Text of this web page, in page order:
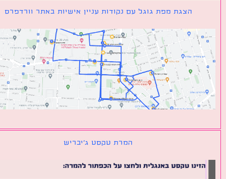
הצגת מפת גוגל עם נקודות עניין אישיות באתר וורדפרס
המרת טקסט ג׳יבריש